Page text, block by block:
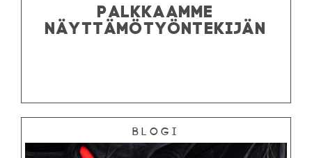
PALKKAAMME
NÄYTTÄMÖTYÖNTEKIJÄN
Blogi